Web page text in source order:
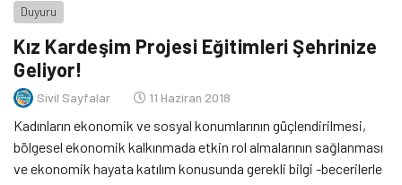
Duyuru
Kız Kardeşim Projesi Eğitimleri Şehrinize
Geliyor!
Sivil Sayfalar 11 Haziran 2018
Kadınların ekonomik ve sosyal konumlarının güçlendirilmesi,
bölgesel ekonomik kalkınmada etkin rol almalarının sağlanması
ve ekonomik hayata katılım konusunda gerekli bilgi -becerilerle